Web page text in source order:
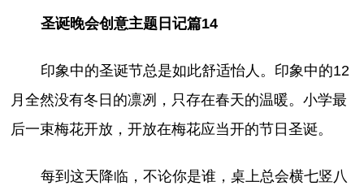
圣诞晚会创意主题日记篇14
印象中的圣诞节总是如此舒适怡人。印象中的12
月全然没有冬日的凛冽，只存在春天的温暖。小学最
后一束梅花开放，开放在梅花应当开的节日圣诞。
每到这天降临，不论你是谁，桌上总会横七竖八